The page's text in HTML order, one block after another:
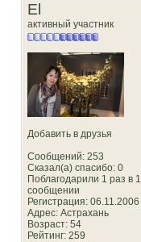
El
активный участник
Добавить в друзья
Сообщений: 253
Сказал(а) спасибо: 0
Поблагодарили 1 раз в 1
сообщении
Регистрация: 06.11.2006
Адрес: Астрахань
Возраст: 54
Рейтинг: 259